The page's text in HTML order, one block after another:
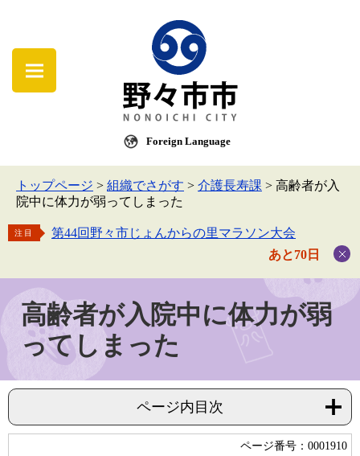
Foreign Language
トップページ > 組織でさがす > 介護長寿課 > 高齢者が入
院中に体力が弱ってしまった
注目
第44回野々市じょんからの里マラソン大会
あと70日
高齢者が入院中に体力が弱
ってしまった
ページ内目次
ページ番号：0001910